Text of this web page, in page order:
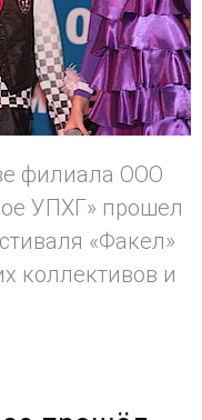
филиала ООО
УПХГ» прошел
«Факел»
коллективов и